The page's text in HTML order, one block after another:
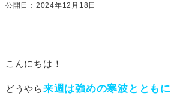
公開日：2024年12月18日
こんにちは！
どうやら来週は強めの寒波とともに